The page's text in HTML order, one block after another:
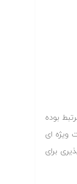
بوده
ویژه ای
برای